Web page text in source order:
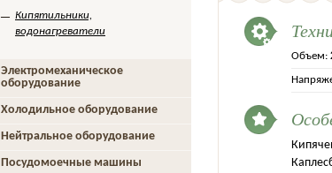
Объем:
Кипятильники,
водонагреватели
Электромеханическое
оборудование
Холодильное оборудование
Нейтральное оборудование
Посудомоечные машины